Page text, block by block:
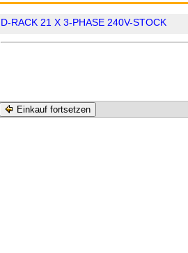
D-RACK 21 X 3-PHASE 240V-STOCK
Einkauf fortsetzen